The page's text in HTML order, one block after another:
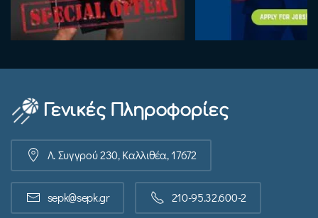
Γενικές Πληροφορίες
Λ. Συγγρού 230, Καλλιθέα, 17672
sepk@sepk.gr 210-95.32.600-2